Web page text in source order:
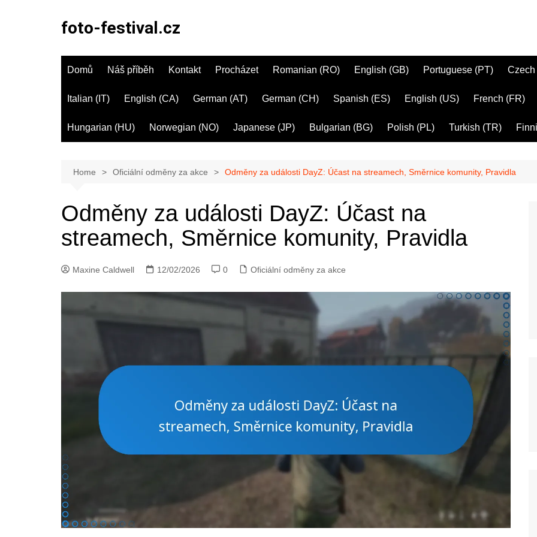
foto-festival.cz
Domů Náš příběh Kontakt Procházet Romanian (RO) English (GB) Portuguese (PT) Czech
Italian (IT) English (CA) German (AT) German (CH) Spanish (ES) English (US) French (FR)
Hungarian (HU) Norwegian (NO) Japanese (JP) Bulgarian (BG) Polish (PL) Turkish (TR)
Home Oficiální odměny za akce Odměny za události DayZ: Účast na streamech, Směrnice komunity, Pravidla
Odměny za události DayZ: Účast na
streamech, Směrnice komunity, Pravidla
Maxine Caldwell 12/02/2026 0 Oficiální odměny za akce